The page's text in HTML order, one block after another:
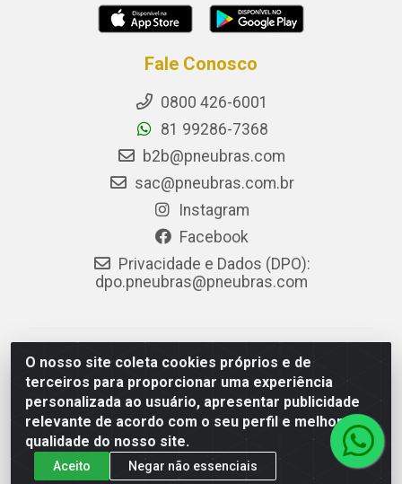
O nosso site coleta cookies próprios e de
terceiros para proporcionar uma experiência
personalizada ao usuário, apresentar publicidade
relevante de acordo com o seu perfil e melhorar a
qualidade do nosso site.
Aceito Negar não essenciais
Fale Conosco
0800 426-6001
81 99286-7368
b2b@pneubras.com
sac@pneubras.com.br
Instagram
Facebook
Privacidade e Dados (DPO):
dpo.pneubras@pneubras.com
PneuBras - Rodovia BR-101, KM 82 - Prazeres,
Jaboatão dos Guararapes/PE - CEP 54.335-000 - CNPJ
08.678.386/0001-05 - Pneubras Comércio de Pneus
Ltda